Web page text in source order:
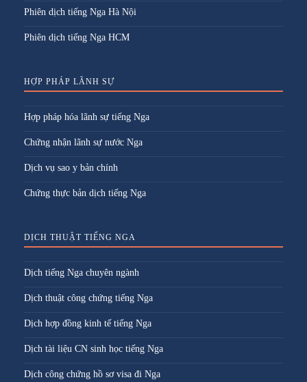
Phiên dịch tiếng Nga Hà Nội
Phiên dịch tiếng Nga HCM
HỢP PHÁP LÃNH SỰ
Hợp pháp hóa lãnh sự tiếng Nga
Chứng nhận lãnh sự nước Nga
Dịch vụ sao y bản chính
Chứng thực bản dịch tiếng Nga
DỊCH THUẬT TIẾNG NGA
Dịch tiếng Nga chuyên ngành
Dịch thuật công chứng tiếng Nga
Dịch hợp đồng kinh tế tiếng Nga
Dịch tài liệu CN sinh học tiếng Nga
Dịch công chứng hồ sơ visa đi Nga